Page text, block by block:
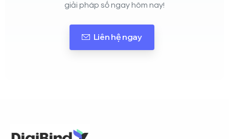
giải pháp số ngay hôm nay!
Liên hệ ngay